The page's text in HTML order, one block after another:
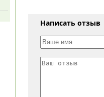
Написать отзыв